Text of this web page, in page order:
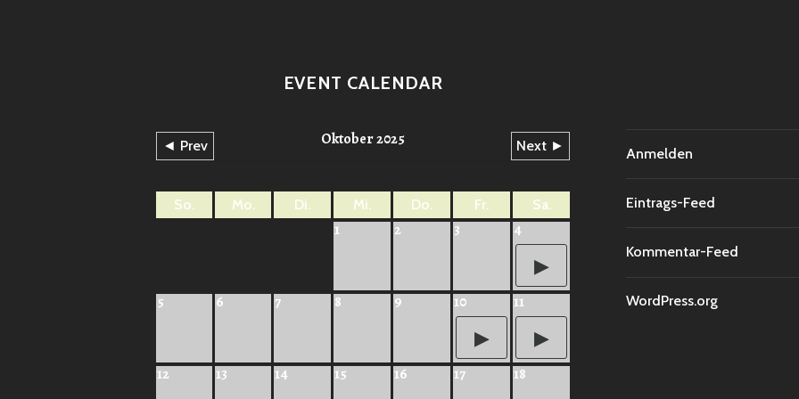
EVENT CALENDAR
◄ Prev Oktober 2025 Next ►
So. Mo. Di. Mi. Do. Fr. Sa.
1 2 3 4
5 6 7 8 9 10 11
12 13 14 15 16 17 18
Anmelden
Eintrags-Feed
Kommentar-Feed
WordPress.org